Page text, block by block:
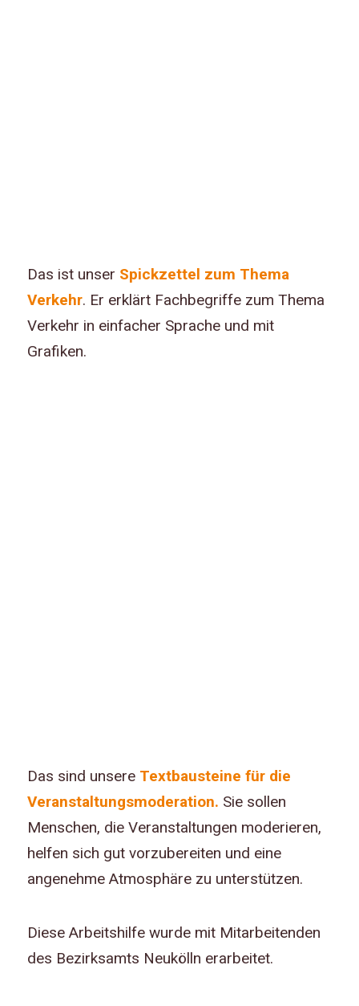
Das ist unser Spickzettel zum Thema
Verkehr. Er erklärt Fachbegriffe zum Thema
Verkehr in einfacher Sprache und mit
Grafiken.
Das sind unsere Textbausteine für die
Veranstaltungsmoderation. Sie sollen
Menschen, die Veranstaltungen moderieren,
helfen sich gut vorzubereiten und eine
angenehme Atmosphäre zu unterstützen.
Diese Arbeitshilfe wurde mit Mitarbeitenden
des Bezirksamts Neukölln erarbeitet.